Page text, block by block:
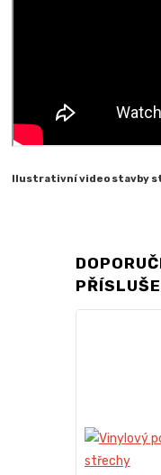
Ilustrativní video stavby